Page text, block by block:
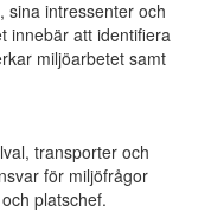
sina intressenter och
innebär att identifiera
miljöarbetet samt
transporter och
för miljöfrågor
platschef.